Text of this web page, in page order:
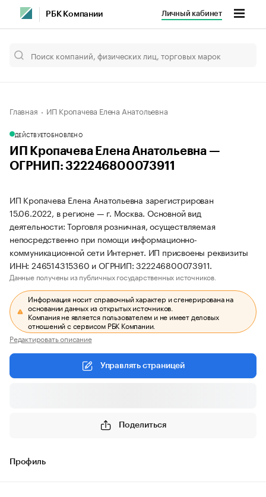
РБК Компании Личный кабинет
Главная ИП Кропачева Елена Анатольевна
ДЕЙСТВУЕТОБНОВЛЕНО
ИП Кропачева Елена Анатольевна —
ОГРНИП: 322246800073911
ИП Кропачева Елена Анатольевна зарегистрирован
15.06.2022, в регионе — г. Москва. Основной вид
деятельности: Торговля розничная, осуществляемая
непосредственно при помощи информационно-
коммуникационной сети Интернет. ИП присвоены реквизиты
ИНН: 246514315360 и ОГРНИП: 322246800073911.
Данные получены из публичных государственных источников.
Информация носит справочный характер и сгенерирована на
основании данных из открытых источников.
Компания не является пользователем и не имеет деловых
отношений с сервисом РБК Компании.
Редактировать описание
Управлять страницей
Поделиться
Профиль